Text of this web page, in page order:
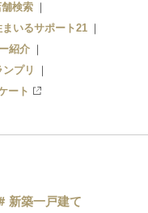
舗検索
まいるサポート21
紹介
プリ
ート
新築一戸建て